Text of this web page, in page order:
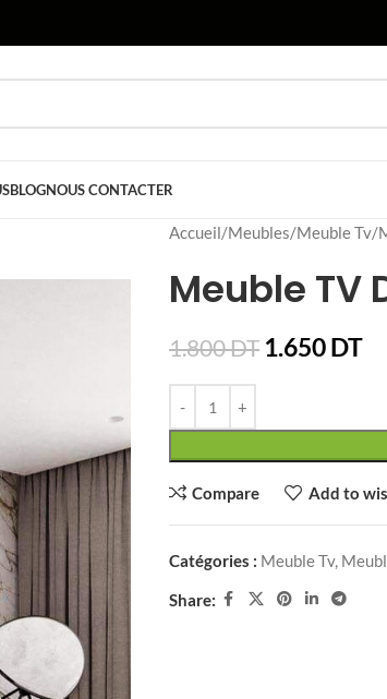
BLOGNOUS CONTACTER
Accueil Meubles Meuble Tv
Meuble TV
1.800DT 1.650DT
Compare Add to
Catégories : Meuble Tv,
Share: